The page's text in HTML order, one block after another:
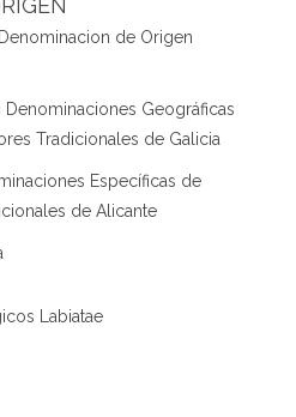
de Origen
Geográficas
Tradicionales de Galicia
Específicas de
de Alicante
Labiatae